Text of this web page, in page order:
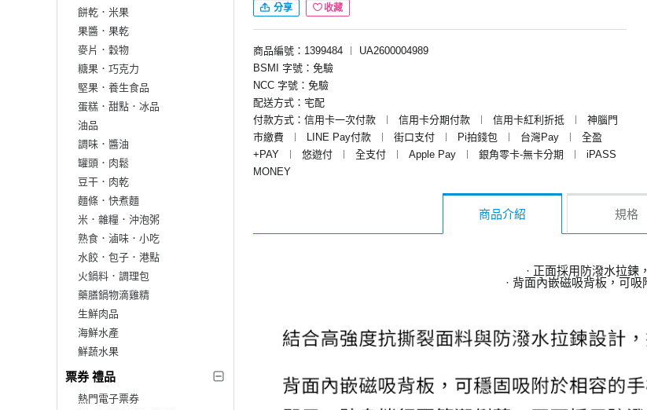
餅乾．米果
果醬．果乾
麥片．穀物
糖果．巧克力
堅果．養生食品
蛋糕．甜點．冰品
油品
調味．醬油
罐頭．肉鬆
豆干．肉乾
麵條．快煮麵
米．雜糧．沖泡粥
熟食．滷味．小吃
水餃．包子．港點
火鍋料．調理包
藥膳鍋物滴雞精
生鮮肉品
海鮮水產
鮮蔬水果
票券 禮品
熱門電子票券
分享 收藏
商品編號：1399484 ︱
UA2600004989
BSMI 字號：免驗
NCC 字號：免驗
配送方式：宅配
付款方式：信用卡一次付款
︱ 信用卡分期付款 ︱ 信用卡紅利折抵 ︱
神腦門
市繳費
︱ LINE Pay付款 ︱ 街口支付 ︱ Pi拍錢包 ︱ 台灣Pay ︱
全盈
+PAY
︱ 悠遊付 ︱ 全支付 ︱ Apple Pay ︱ 銀角零卡-無卡分期 ︱
iPASS
MONEY
商品介紹 規格
· 正面採用防潑水拉鍊
· 背面內嵌磁吸背板，可